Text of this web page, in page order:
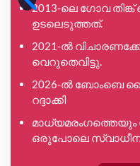
2013-ലെ ഗോവ
ഉടലെടുത്തത്.
2021-ൽ
വെറുതെവിട്ടു.
2026-ൽ ബോംബെ
റദ്ദാക്കി
ഒരുപോലെ